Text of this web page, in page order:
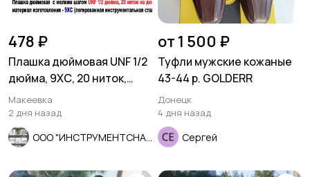
478 ₽
Плашка дюймовая UNF 1/2
дюйма, 9ХС, 20 ниток,
мелкий шаг, 38/10 мм.
Макеевка
2 дня назад
от 1 500 ₽
Туфли мужские кожаные
43-44 р. GOLDERR
Донецк
4 дня назад
Сергей